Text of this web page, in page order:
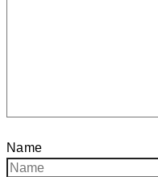
Name